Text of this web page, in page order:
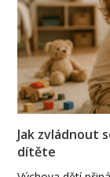
Jak zvládnout
dítěte